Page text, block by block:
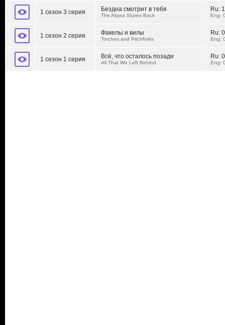
1 сезон 3 серия Бездна смотрит в тебя
The Abyss Stares Back
Ru:
Eng:
1 сезон 2 серия Факелы и вилы
Torches and Pitchforks
Ru:
Eng:
1 сезон 1 серия Всё, что осталось позади
All That We Left Behind
Ru:
Eng: